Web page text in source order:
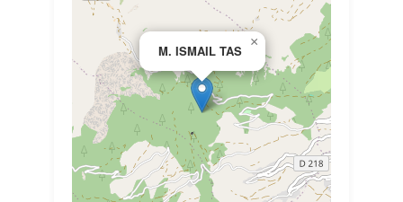
M. ISMAIL TAS
×